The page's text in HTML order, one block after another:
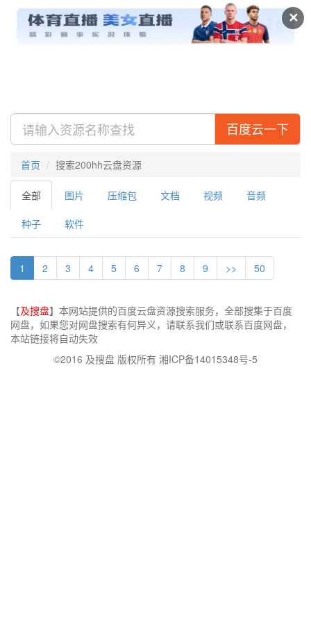
✕
及搜盘 视频 专辑
百度云一下
首页 搜索200hh云盘资源
全部 图片 压缩包 文档 视频 音频
种子 软件
1 2 3 4 5 6 7 8 9 >> 50
【及搜盘】本网站提供的百度云盘资源搜索服务，全部搜集于百度
网盘，如果您对网盘搜索有何异义，请联系我们或联系百度网盘，
本站链接将自动失效
©2016 及搜盘 版权所有 湘ICP备14015348号-5